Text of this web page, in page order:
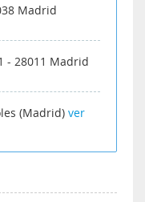
Madrid
- 28011 Madrid
(Madrid) ver